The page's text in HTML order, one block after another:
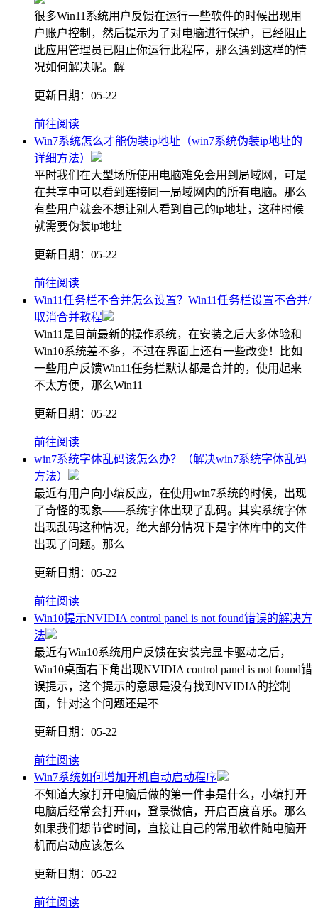
很多Win11系统用户反馈在运行一些软件的时候出现用
户账户控制，然后提示为了对电脑进行保护，已经阻止
此应用管理员已阻止你运行此程序，那么遇到这样的情
况如何解决呢。解
更新日期： 05-22
前往阅读
Win7系统怎么才能伪装ip地址（win7系统伪装ip地址的
详细方法）
平时我们在大型场所使用电脑难免会用到局域网，可是
在共享中可以看到连接同一局域网内的所有电脑。那么
有些用户就会不想让别人看到自己的ip地址，这种时候
就需要伪装ip地址
更新日期： 05-22
前往阅读
Win11任务栏不合并怎么设置？Win11任务栏设置不合并/
取消合并教程
Win11是目前最新的操作系统，在安装之后大多体验和
Win10系统差不多，不过在界面上还有一些改变！比如
一些用户反馈Win11任务栏默认都是合并的，使用起来
不太方便，那么Win11
更新日期： 05-22
前往阅读
win7系统字体乱码该怎么办？（解决win7系统字体乱码
方法）
最近有用户向小编反应，在使用win7系统的时候，出现
了奇怪的现象——系统字体出现了乱码。其实系统字体
出现乱码这种情况，绝大部分情况下是字体库中的文件
出现了问题。那么
更新日期： 05-22
前往阅读
Win10提示NVIDIA control panel is not found错误的解决方
法
最近有Win10系统用户反馈在安装完显卡驱动之后，
Win10桌面右下角出现NVIDIA control panel is not found错
误提示，这个提示的意思是没有找到NVIDIA的控制
面，针对这个问题还是不
更新日期： 05-22
前往阅读
Win7系统如何增加开机自动启动程序
不知道大家打开电脑后做的第一件事是什么，小编打开
电脑后经常会打开qq，登录微信，开启百度音乐。那么
如果我们想节省时间，直接让自己的常用软件随电脑开
机而启动应该怎么
更新日期： 05-22
前往阅读